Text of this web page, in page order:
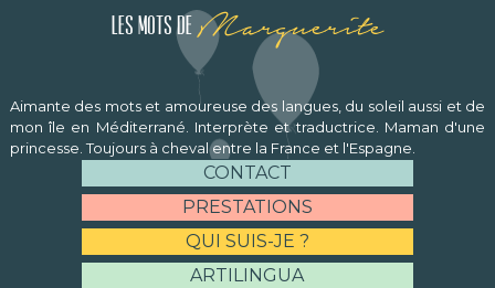
Les mots de Marguerite
Aimante des mots et amoureuse des langues, du soleil aussi et de
mon île en Méditerrané. Interprète et traductrice. Maman d'une
princesse. Toujours à cheval entre la France et l'Espagne.
CONTACT
PRESTATIONS
QUI SUIS-JE ?
ARTILINGUA